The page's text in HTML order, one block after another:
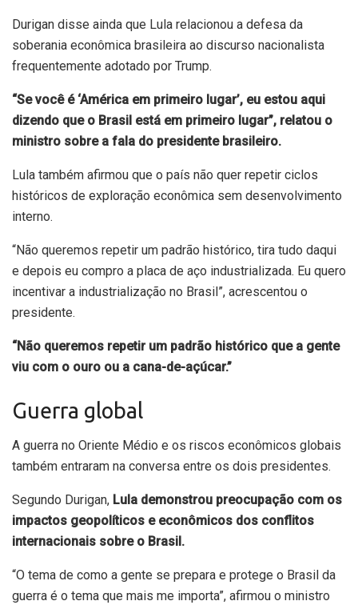
Durigan disse ainda que Lula relacionou a defesa da
soberania econômica brasileira ao discurso nacionalista
frequentemente adotado por Trump.
“Se você é ‘América em primeiro lugar’, eu estou aqui
dizendo que o Brasil está em primeiro lugar”, relatou o
ministro sobre a fala do presidente brasileiro.
Lula também afirmou que o país não quer repetir ciclos
históricos de exploração econômica sem desenvolvimento
interno.
“Não queremos repetir um padrão histórico, tira tudo daqui
e depois eu compro a placa de aço industrializada. Eu quero
incentivar a industrialização no Brasil”, acrescentou o
presidente.
“Não queremos repetir um padrão histórico que a gente
viu com o ouro ou a cana-de-açúcar.”
Guerra global
A guerra no Oriente Médio e os riscos econômicos globais
também entraram na conversa entre os dois presidentes.
Segundo Durigan, Lula demonstrou preocupação com os
impactos geopolíticos e econômicos dos conflitos
internacionais sobre o Brasil.
“O tema de como a gente se prepara e protege o Brasil da
guerra é o tema que mais me importa”, afirmou o ministro